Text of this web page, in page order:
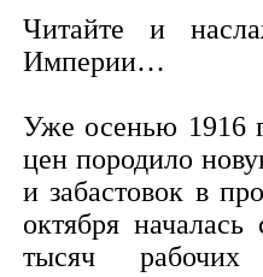
Читайте и
Империи…
Уже осенью 1916
цен породило
и забастовок в
октября началась
тысяч рабочих